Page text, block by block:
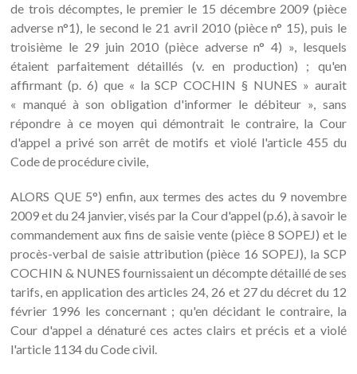
de trois décomptes, le premier le 15 décembre 2009 (pièce
adverse n°1), le second le 21 avril 2010 (pièce n° 15), puis le
troisième le 29 juin 2010 (pièce adverse n° 4) », lesquels
étaient parfaitement détaillés (v. en production) ; qu'en
affirmant (p. 6) que « la SCP COCHIN § NUNES » aurait
« manqué à son obligation d'informer le débiteur », sans
répondre à ce moyen qui démontrait le contraire, la Cour
d'appel a privé son arrêt de motifs et violé l'article 455 du
Code de procédure civile,
ALORS QUE 5°) enfin, aux termes des actes du 9 novembre
2009 et du 24 janvier, visés par la Cour d'appel (p.6), à savoir le
commandement aux fins de saisie vente (pièce 8 SOPEJ) et le
procès-verbal de saisie attribution (pièce 16 SOPEJ), la SCP
COCHIN & NUNES fournissaient un décompte détaillé de ses
tarifs, en application des articles 24, 26 et 27 du décret du 12
février 1996 les concernant ; qu'en décidant le contraire, la
Cour d'appel a dénaturé ces actes clairs et précis et a violé
l'article 1134 du Code civil.